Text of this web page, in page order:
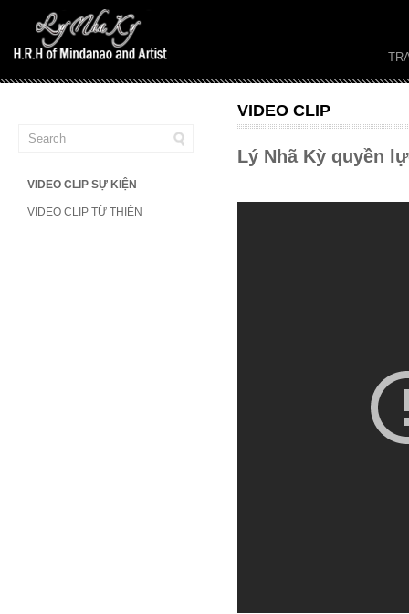
VIDEO CLIP SỰ KIỆN
VIDEO CLIP TỪ THIỆN
VIDEO CLIP
Lý Nhã Kỳ quyền